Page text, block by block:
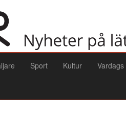
Sport Kultur Vardags